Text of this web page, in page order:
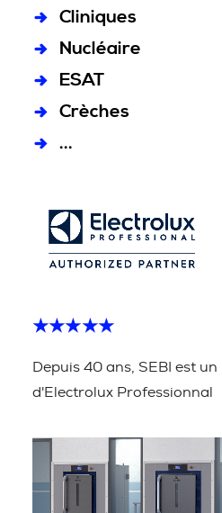
Cliniques
Nucléaire
ESAT
Crèches
...
★★★★★
Depuis 40 ans, SEBI est
d'Electrolux Professionnal